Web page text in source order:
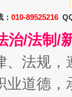
010-89525216
治/法制/
、法规
业道德